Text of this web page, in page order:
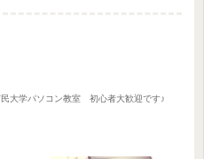
民大学パソコン教室 初心者大歓迎です♪